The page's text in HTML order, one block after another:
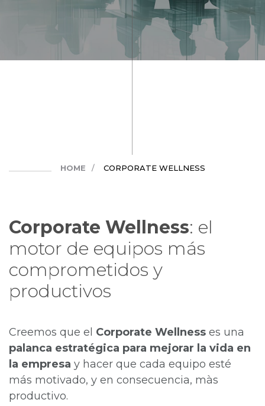
HOME CORPORATE WELLNESS
Corporate Wellness: el
motor de equipos más
comprometidos y
productivos
Creemos que el Corporate Wellness es una
palanca estratégica para mejorar la vida en
la empresa y hacer que cada equipo esté
más motivado, y en consecuencia, màs
productivo.